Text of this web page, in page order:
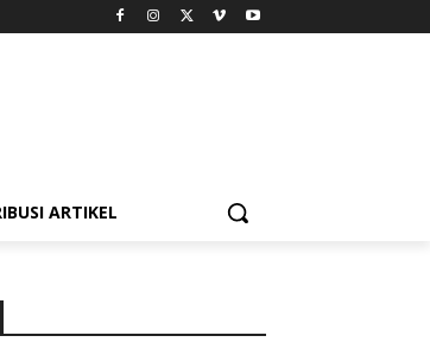
ARTIKEL